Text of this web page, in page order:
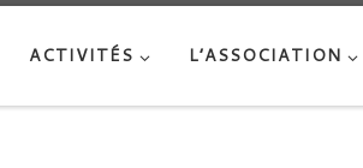
ACTIVITÉS L’ASSOCIATION